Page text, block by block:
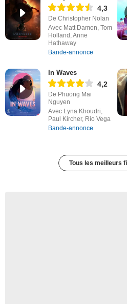
4,3
De Christopher Nolan
Avec Matt Damon, Tom
Holland, Anne
Hathaway
Bande-annonce
In Waves
4,2
De Phuong Mai
Nguyen
Avec Lyna Khoudri,
Paul Kircher, Rio Vega
Bande-annonce
Tous les meilleurs